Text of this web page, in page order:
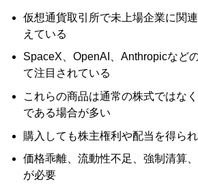
仮想通貨取引所で未上場企業に関
えている
SpaceX、OpenAI、Anthropicなど
て注目されている
これらの商品は通常の株式ではな
である場合が多い
購入しても株主権利や配当を得ら
価格乖離、流動性不足、強制清算
が必要